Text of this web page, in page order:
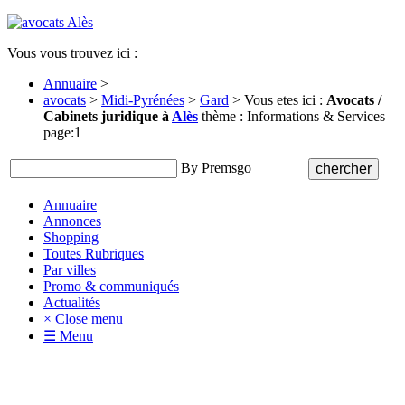
Vous vous trouvez ici :
Annuaire >
avocats > Midi-Pyrénées > Gard > Vous etes ici : Avocats /
Cabinets juridique à Alès thème : Informations & Services
page:1
By Premsgo
Annuaire
Annonces
Shopping
Toutes Rubriques
Par villes
Promo & communiqués
Actualités
× Close menu
☰ Menu